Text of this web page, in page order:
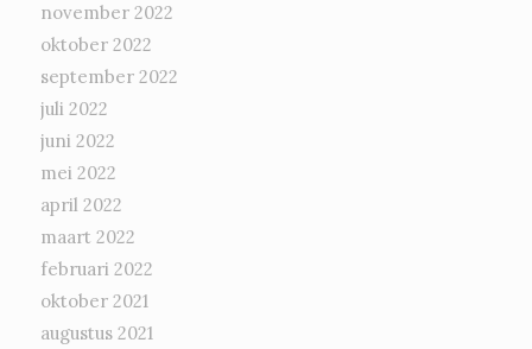
november 2022
oktober 2022
september 2022
juli 2022
juni 2022
mei 2022
april 2022
maart 2022
februari 2022
oktober 2021
augustus 2021